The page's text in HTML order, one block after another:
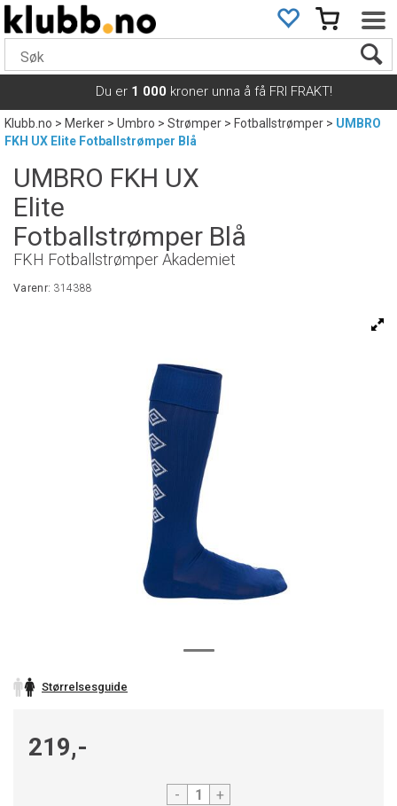
Du er 1 000 kroner unna å få FRI FRAKT!
Klubb.no>Merker>Umbro>Strømper>Fotballstrømper>UMBRO
FKH UX Elite Fotballstrømper Blå
UMBRO FKH UX
Elite
Fotballstrømper Blå
FKH Fotballstrømper Akademiet
Varenr: 314388
Størrelsesguide
219,-
- +